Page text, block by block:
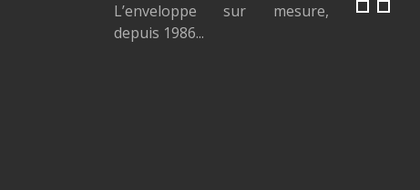
L’enveloppe sur mesure,
depuis 1986...